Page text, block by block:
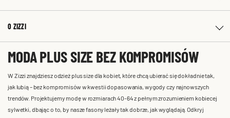
O ZIZZI
MODA PLUS SIZE BEZ KOMPROMISÓW
W Zizzi znajdziesz odzież plus size dla kobiet, które chcą ubierać się dokładnie tak,
jak lubią – bez kompromisów w kwestii dopasowania, wygody czy najnowszych
trendów. Projektujemy modę w rozmiarach 40-64 z pełnym zrozumieniem kobiecej
sylwetki, dbając o to, by nasze fasony leżały tak dobrze, jak wyglądają. Odkryj